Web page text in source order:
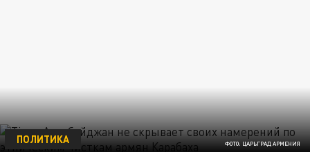
ФОТО: ЦАРЬГРАД АРМЕНИЯ
ПОЛИТИКА